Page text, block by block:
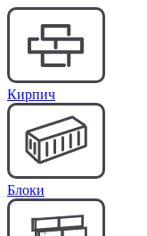
Кирпич
Блоки